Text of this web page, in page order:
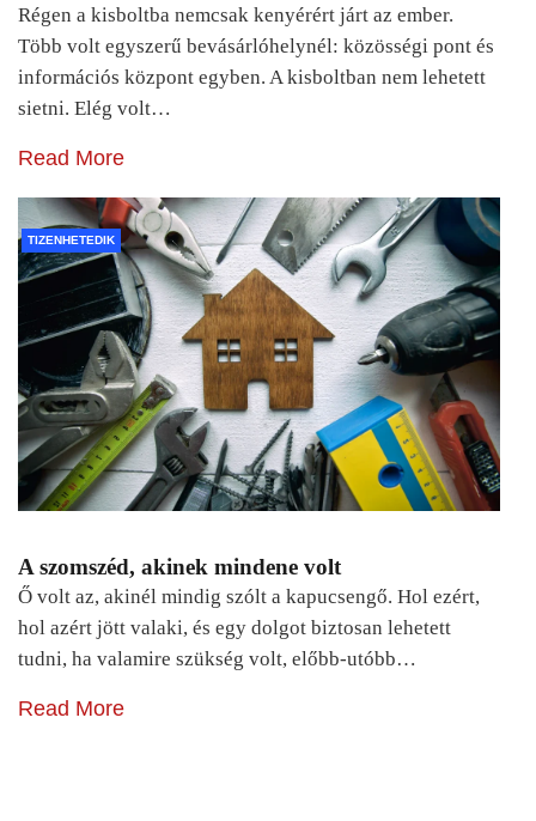
Régen a kisboltba nemcsak kenyérért járt az ember.
Több volt egyszerű bevásárlóhelynél: közösségi pont és
információs központ egyben. A kisboltban nem lehetett
sietni. Elég volt…
Read More
TIZENHETEDIK
A szomszéd, akinek mindene volt
Ő volt az, akinél mindig szólt a kapucsengő. Hol ezért,
hol azért jött valaki, és egy dolgot biztosan lehetett
tudni, ha valamire szükség volt, előbb-utóbb…
Read More